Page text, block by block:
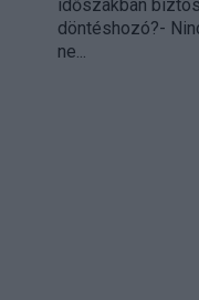
időszakban
döntéshozó?-
ne...